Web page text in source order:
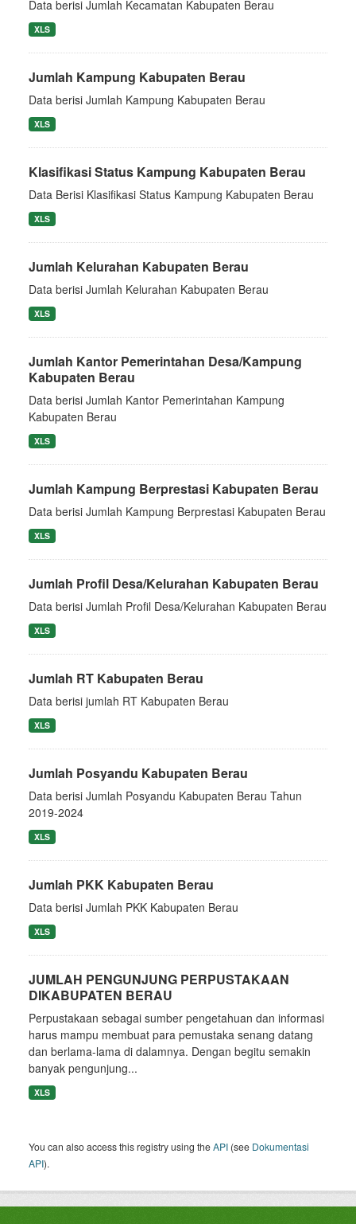
Data berisi Jumlah Kecamatan Kabupaten Berau
XLS
Jumlah Kampung Kabupaten Berau
Data berisi Jumlah Kampung Kabupaten Berau
XLS
Klasifikasi Status Kampung Kabupaten Berau
Data Berisi Klasifikasi Status Kampung Kabupaten Berau
XLS
Jumlah Kelurahan Kabupaten Berau
Data berisi Jumlah Kelurahan Kabupaten Berau
XLS
Jumlah Kantor Pemerintahan Desa/Kampung
Kabupaten Berau
Data berisi Jumlah Kantor Pemerintahan Kampung
Kabupaten Berau
XLS
Jumlah Kampung Berprestasi Kabupaten Berau
Data berisi Jumlah Kampung Berprestasi Kabupaten Berau
XLS
Jumlah Profil Desa/Kelurahan Kabupaten Berau
Data berisi Jumlah Profil Desa/Kelurahan Kabupaten Berau
XLS
Jumlah RT Kabupaten Berau
Data berisi jumlah RT Kabupaten Berau
XLS
Jumlah Posyandu Kabupaten Berau
Data berisi Jumlah Posyandu Kabupaten Berau Tahun
2019-2024
XLS
Jumlah PKK Kabupaten Berau
Data berisi Jumlah PKK Kabupaten Berau
XLS
JUMLAH PENGUNJUNG PERPUSTAKAAN
DIKABUPATEN BERAU
Perpustakaan sebagai sumber pengetahuan dan informasi
harus mampu membuat para pemustaka senang datang
dan berlama-lama di dalamnya. Dengan begitu semakin
banyak pengunjung...
XLS
You can also access this registry using theAPI (see Dokumentasi
API).